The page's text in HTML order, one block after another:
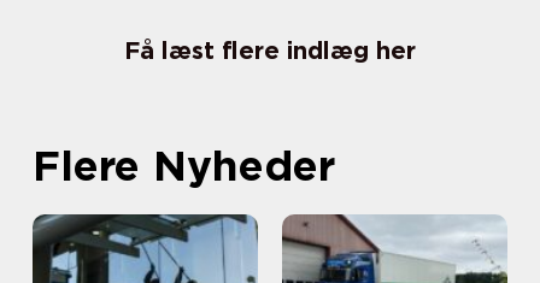
Få læst flere indlæg her
Flere Nyheder